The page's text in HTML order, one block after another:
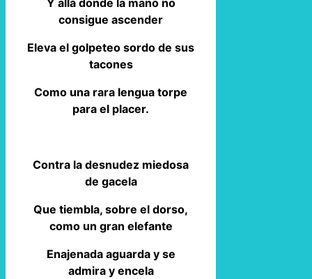
Y allá donde la mano no
consigue ascender
Eleva el golpeteo sordo de sus
tacones
Como una rara lengua torpe
para el placer.
Contra la desnudez miedosa
de gacela
Que tiembla, sobre el dorso,
como un gran elefante
Enajenada aguarda y se
admira y encela